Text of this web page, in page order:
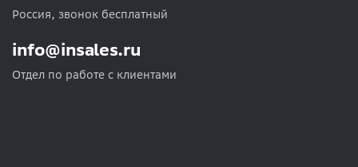
info@insales.ru
Отдел по работе с клиентами
Россия, звонок бесплатный